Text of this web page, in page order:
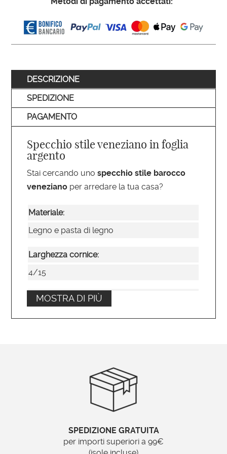
DESCRIZIONE
SPEDIZIONE
PAGAMENTO
Specchio stile veneziano in foglia
argento
Stai cercando unospecchio stile barocco
veneziano per arredare la tua casa?
Materiale:
Legno e pasta di legno
Larghezza cornice:
4/15
Tipo di specchio:
Ordinabile su misura?
Specchionline.it
MOSTRA DI PIÙ
SPEDIZIONE GRATUITA
per importi superiori a 99€